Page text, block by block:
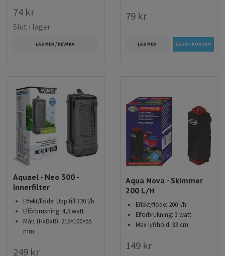
74 kr
Slut i lager
LÄS MER / BEVAKA
79 kr
LÄS MER
Aquael - Neo 300 -
Innerfilter
Effekt/flöde: Upp till 320 l/h
Elförbrukning: 4,5 watt
Mått (HxDxB): 215×100×55
mm
249 kr
Aqua Nova - Skimmer
200 L/H
Effekt/flöde: 200 l/h
Elförbrukning: 3 watt
Max lyfthöjd: 33 cm
149 kr